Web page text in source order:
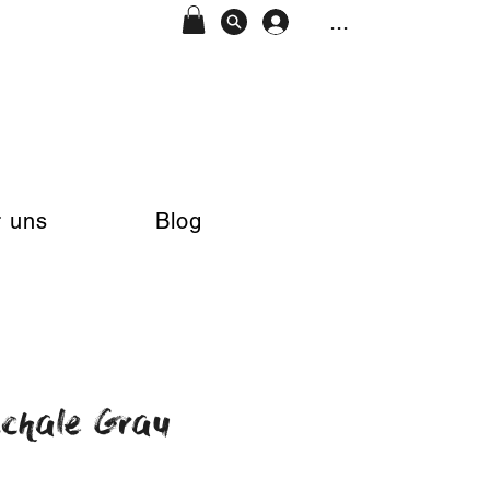
...
uns Blog
Grau